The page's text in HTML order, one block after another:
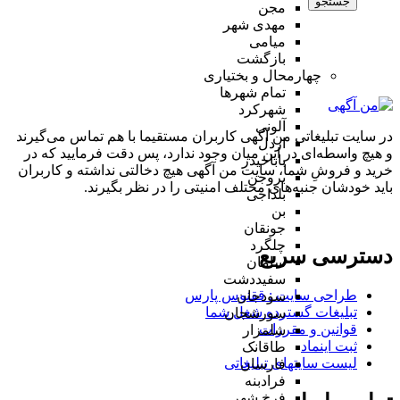
مجن
مهدی شهر
میامی
بازگشت
چهارمحال و بختیاری
تمام شهر‌ها
شهرکرد
آلونی
اردل
باباحیدر
بروجن
بلداجی
بن
جونقان
چلگرد
سامان
سفیددشت
سودجان
سورشجان
شلمزار
طاقانک
فارسان
فرادبنه
در سایت تبلیغاتی من آگهی کاربران مستقیما با هم تماس می‌گیرند
و هیچ واسطه‌ای در این میان وجود ندارد، پس دقت فرمایید که در
خرید و فروشِ شما، سایت من آگهی هیچ دخالتی نداشته و کاربران
باید خودشان جنبه‌های مختلف امنیتی را در نظر بگیرند.
دسترسی سریع
طراحی سایت :‌ ققنوس پارس
تبلیغات گسترده شغل شما
قوانین و مقررات
ثبت اینماد
لیست سایتهای تبلیغاتی